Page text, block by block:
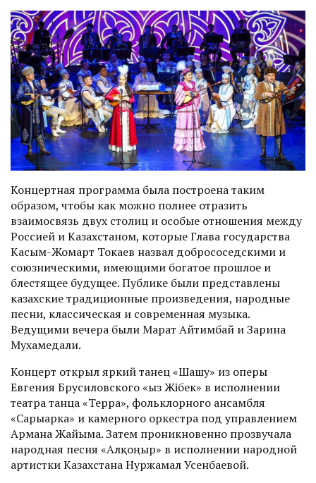
Концертная программа была построена таким
образом, чтобы как можно полнее отразить
взаимосвязь двух столиц и особые отношения между
Россией и Казахстаном, которые Глава государства
Касым-Жомарт Токаев назвал добрососедскими и
союзническими, имеющими богатое прошлое и
блестящее будущее. Публике были представлены
казахские традиционные произведения, народные
пес­ни, классическая и современная музыка.
Ведущими вечера были Марат Айтимбай и Зарина
Мухамедали.
Концерт открыл яркий танец «Шашу» из оперы
Евгения Брусиловского «Қыз Жібек» в исполнении
театра танца «Терра», фольклорного ансамбля
«Сарыарка» и камерного оркестра под управлением
Армана Жайыма. Затем проникновенно прозвучала
народная песня «Алқоңыр» в исполнении народной
артистки Казахстана Нуржамал Усенбае­вой.